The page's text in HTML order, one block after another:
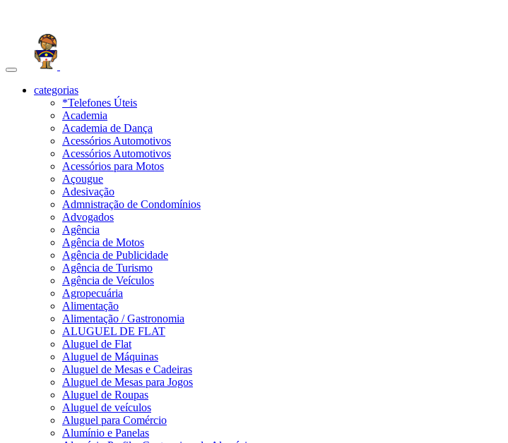
Toggle
navigationcategorias
*Telefones Úteis
Academia
Academia de Dança
Acessórios Automotivos
Acessórios Automotivos
Acessórios para Motos
Açougue
Adesivação
Admnistração de Condomínios
Advogados
Agência
Agência de Motos
Agência de Publicidade
Agência de Turismo
Agência de Veículos
Agropecuária
Alimentação
Alimentação / Gastronomia
ALUGUEL DE FLAT
Aluguel de Flat
Aluguel de Máquinas
Aluguel de Mesas e Cadeiras
Aluguel de Mesas para Jogos
Aluguel de Roupas
Aluguel de veículos
Aluguel para Comércio
Alumínio e Panelas